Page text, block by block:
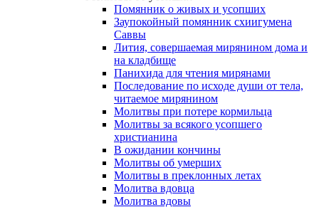
Помянник о живых и усопших
Заупокойный помянник схиигумена
Саввы
Лития, совершаемая мирянином дома и
на кладбище
Панихида для чтения мирянами
Последование по исходе души от тела,
читаемое мирянином
Молитвы при потере кормильца
Молитвы за всякого усопшего
христианина
В ожидании кончины
Молитвы об умерших
Молитвы в преклонных летах
Молитва вдовца
Молитва вдовы